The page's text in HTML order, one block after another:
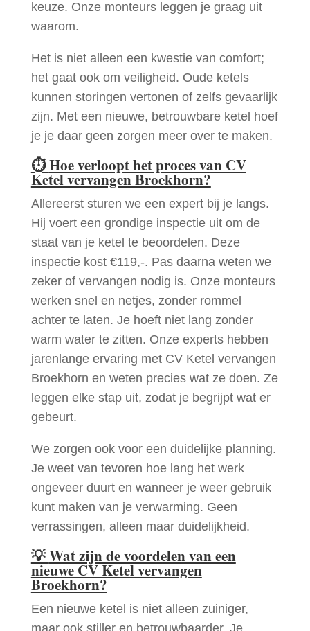
keuze. Onze monteurs leggen je graag uit
waarom.
Het is niet alleen een kwestie van comfort;
het gaat ook om veiligheid. Oude ketels
kunnen storingen vertonen of zelfs gevaarlijk
zijn. Met een nieuwe, betrouwbare ketel hoef
je je daar geen zorgen meer over te maken.
⏱Hoe verloopt het proces van CV
Ketel vervangen Broekhorn?
Allereerst sturen we een expert bij je langs.
Hij voert een grondige inspectie uit om de
staat van je ketel te beoordelen. Deze
inspectie kost €119,-. Pas daarna weten we
zeker of vervangen nodig is. Onze monteurs
werken snel en netjes, zonder rommel
achter te laten. Je hoeft niet lang zonder
warm water te zitten. Onze experts hebben
jarenlange ervaring met CV Ketel vervangen
Broekhorn en weten precies wat ze doen. Ze
leggen elke stap uit, zodat je begrijpt wat er
gebeurt.
We zorgen ook voor een duidelijke planning.
Je weet van tevoren hoe lang het werk
ongeveer duurt en wanneer je weer gebruik
kunt maken van je verwarming. Geen
verrassingen, alleen maar duidelijkheid.
💡Wat zijn de voordelen van een
nieuwe CV Ketel vervangen
Broekhorn?
Een nieuwe ketel is niet alleen zuiniger,
maar ook stiller en betrouwbaarder. Je